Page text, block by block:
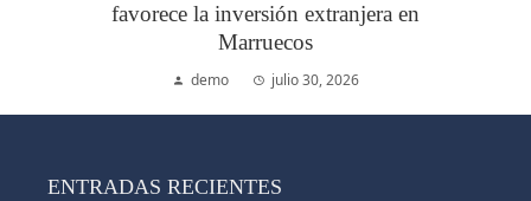
favorece la inversión extranjera en
Marruecos
demo julio 30, 2026
ENTRADAS RECIENTES